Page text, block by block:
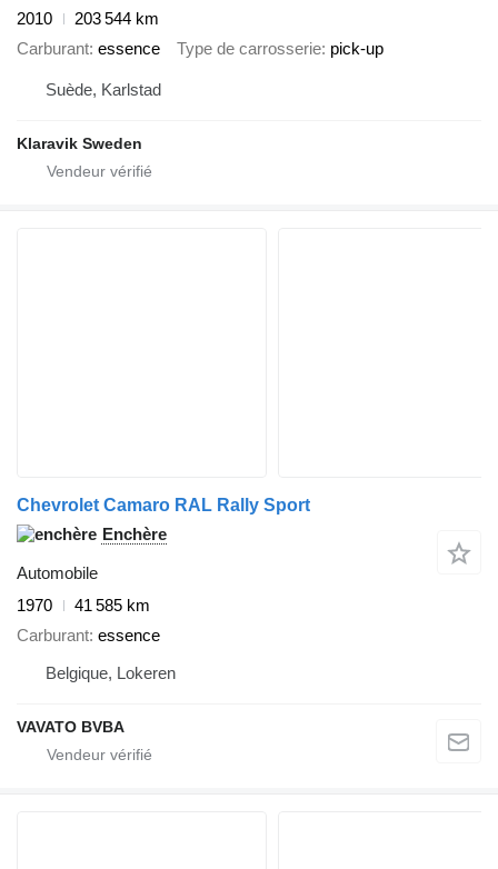
2010
203 544 km
Carburant essence Type de carrosserie pick-up
Suède, Karlstad
Klaravik Sweden
Chevrolet Camaro RAL Rally Sport
Enchère
Automobile
1970
41 585 km
Carburant essence
Belgique, Lokeren
VAVATO BVBA